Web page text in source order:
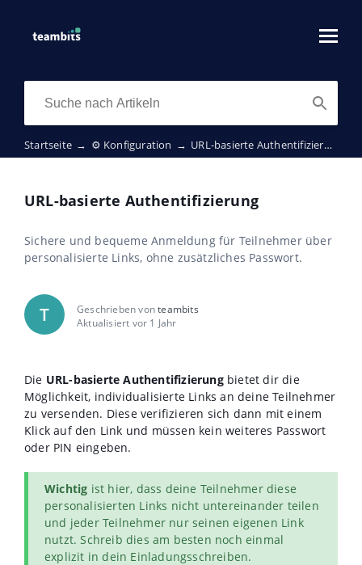
Startseite → ⚙️ Konfiguration → URL-basierte Authentifizierung
URL-basierte Authentifizierung
Sichere und bequeme Anmeldung für Teilnehmer über
personalisierte Links, ohne zusätzliches Passwort.
T Geschrieben vonteambits
Aktualisiert vor 1 Jahr
Die URL-basierte Authentifizierungbietet dir die
Möglichkeit, individualisierte Links an deine Teilnehmer
zu versenden. Diese verifizieren sich dann mit einem
Klick auf den Link und müssen kein weiteres Passwort
oder PIN eingeben.
Wichtig ist hier, dass deine Teilnehmer diese
personalisierten Links nicht untereinander teilen
und jeder Teilnehmer nur seinen eigenen Link
nutzt. Schreib dies am besten noch einmal
explizit in dein Einladungsschreiben.